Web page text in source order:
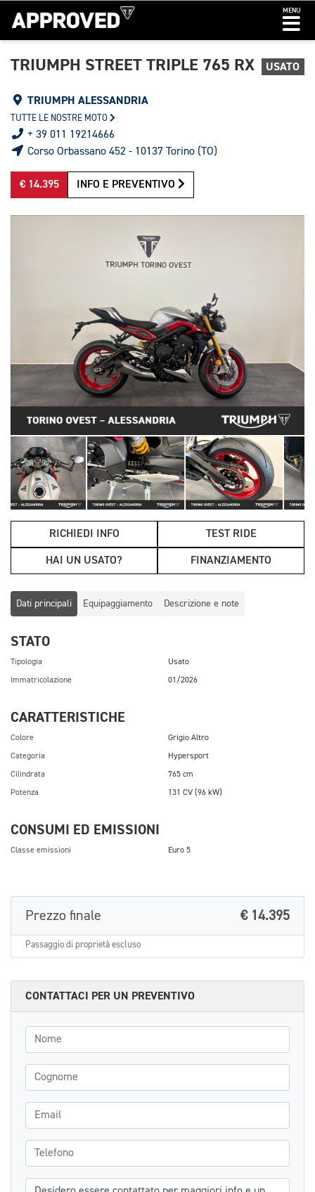
MENU
TRIUMPH STREET TRIPLE 765 RX USATO
TRIUMPH ALESSANDRIA
TUTTE LE NOSTRE MOTO
+ 39 011 19214666
Corso Orbassano 452 - 10137 Torino (TO)
€ 14.395 INFO E PREVENTIVO
RICHIEDI INFO TEST RIDE
HAI UN USATO? FINANZIAMENTO
Dati principali Equipaggiamento Descrizione e note
STATO
Tipologia Usato
Immatricolazione 01/2026
CARATTERISTICHE
Colore Grigio Altro
Categoria Hypersport
Cilindrata 765 cm
Potenza 131 CV (96 kW)
CONSUMI ED EMISSIONI
Classe emissioni Euro 5
Prezzo finale € 14.395
Passaggio di proprietà escluso
CONTATTACI PER UN PREVENTIVO
Nome
Cognome
Email
Telefono
Messaggio